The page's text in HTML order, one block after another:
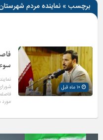
برچسب » نماینده مردم
اسلامی
مورد